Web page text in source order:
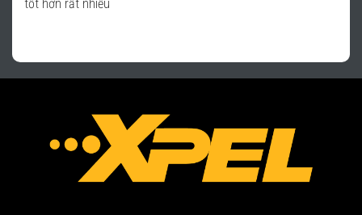
bảo vệ an toàn trên mọi hành trình với chiếc xe